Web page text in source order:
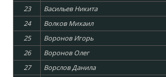
23
Васильев Никита
24
Волков Михаил
25
Воронов Игорь
26
Воронов Олег
27
Ворслов Данила